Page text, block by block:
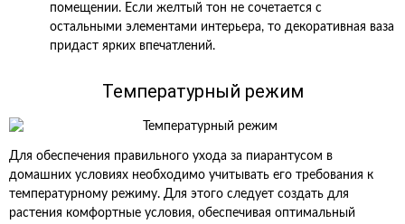
помещении. Если желтый тон не сочетается с
остальными элементами интерьера, то декоративная ваза
придаст ярких впечатлений.
Температурный режим
Для обеспечения правильного ухода за пиарантусом в
домашних условиях необходимо учитывать его требования к
температурному режиму. Для этого следует создать для
растения комфортные условия, обеспечивая оптимальный